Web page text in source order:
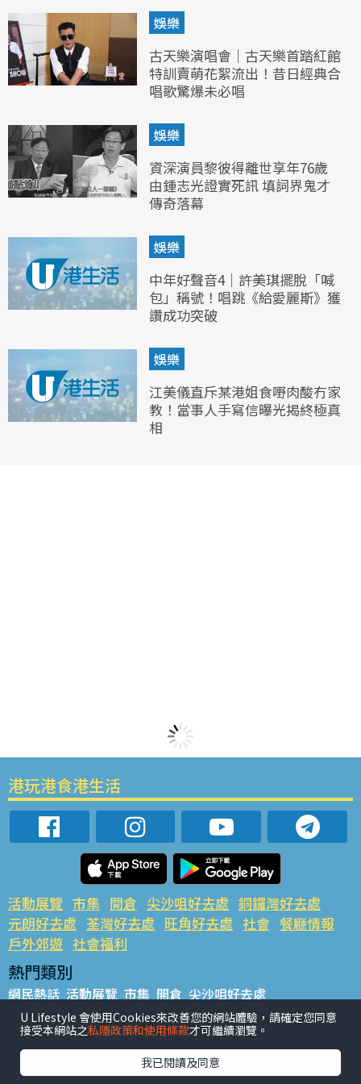
娛樂
古天樂演唱會｜古天樂首踏紅館
特訓賣萌花絮流出！昔日經典合
唱歌驚爆未必唱
娛樂
資深演員黎彼得離世享年76歲
由鍾志光證實死訊 填詞界鬼才
傳奇落幕
娛樂
中年好聲音4｜許美琪擺脫「喊
包」稱號！唱跳《給愛麗斯》獲
讚成功突破
娛樂
江美儀直斥某港姐食嘢肉酸冇家
教！當事人手寫信曝光揭終極真
相
港玩港食港生活
活動展覽 市集 開倉 尖沙咀好去處 銅鑼灣好去處
元朗好去處 荃灣好去處 旺角好去處 社會 餐廳情報
戶外郊遊 社會福利
熱門類別
網民熱話 活動展覽 市集 開倉 尖沙咀好去處
銅鑼灣好去處 元朗好去處 荃灣好去處 旺角好去處 社會
餐廳情報 戶外郊遊
熱門標籤
U Lifestyle 會使用Cookies來改善您的網站體驗，請確定您同意
接受本網站之私隱政策和使用條款才可繼續瀏覽。
我已閱讀及同意